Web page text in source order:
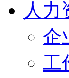
人力
企
工